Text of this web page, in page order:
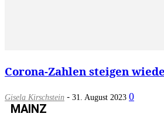
Corona-Zahlen steigen
Gisela Kirschstein - 31. August 2023 0
MAINZ